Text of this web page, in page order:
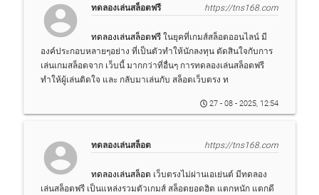
account_circle ทดลองเล่นสล็อตฟรี https://tns168.com
ทดลองเล่นสล็อตฟรีในยุคที่เกมส์สล็อตออนไลน์ มี
องค์ประกอบหลายๆอย่าง ที่เป็นตัวทำให้นักลงทุน ตัดสินใจกับการ
เล่นเกมสล็อตจาก เว็บนี้ มากกว่าที่อื่นๆ การทดลองเล่นสล็อตฟรี
ทำให้ผู้เล่นติดใจ และ กลับมาเล่นกับ สล็อตเว็บตรง ท
27 - 08 - 2025, 12:54
account_circle ทดลองเล่นสล็อต https://tns168.com
ทดลองเล่นสล็อต เว็บตรงไม่ผ่านเอเย่นต์ มีทดลอง
เล่นสล็อตฟรี เป็นแหล่งรวมตัวเกมส์ สล็อตยอดฮิต แตกหนัก แตกดี